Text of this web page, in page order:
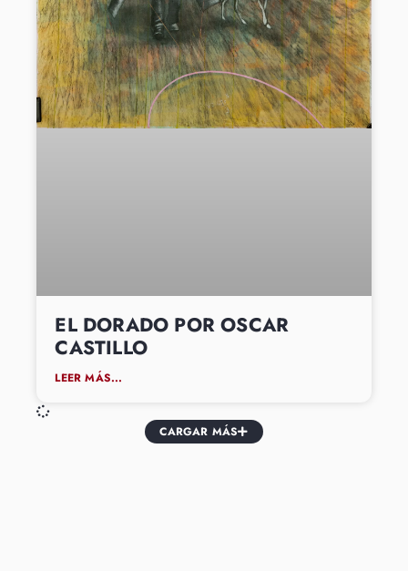
EL DORADO POR OSCAR
CASTILLO
LEER MÁS...
CARGAR MÁS